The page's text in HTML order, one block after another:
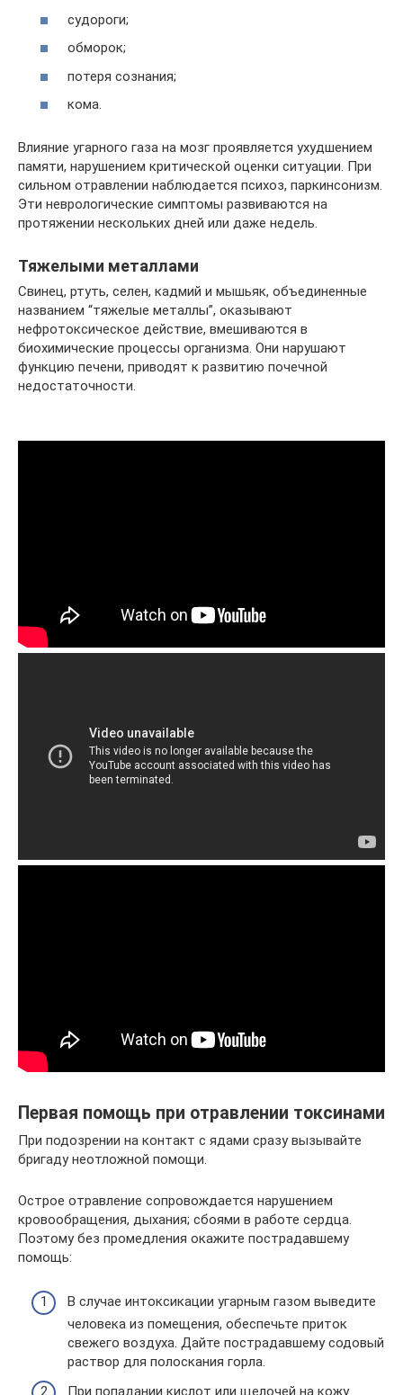
судороги;
обморок;
потеря сознания;
кома.
Влияние угарного газа на мозг проявляется ухудшением
памяти, нарушением критической оценки ситуации. При
сильном отравлении наблюдается психоз, паркинсонизм.
Эти неврологические симптомы развиваются на
протяжении нескольких дней или даже недель.
Тяжелыми металлами
Свинец, ртуть, селен, кадмий и мышьяк, объединенные
названием “тяжелые металлы”, оказывают
нефротоксическое действие, вмешиваются в
биохимические процессы организма. Они нарушают
функцию печени, приводят к развитию почечной
недостаточности.
Первая помощь при отравлении токсинами
При подозрении на контакт с ядами сразу вызывайте
бригаду неотложной помощи.
Острое отравление сопровождается нарушением
кровообращения, дыхания; сбоями в работе сердца.
Поэтому без промедления окажите пострадавшему
помощь:
В случае интоксикации угарным газом выведите
человека из помещения, обеспечьте приток
свежего воздуха. Дайте пострадавшему содовый
раствор для полоскания горла.
При попадании кислот или щелочей на кожу